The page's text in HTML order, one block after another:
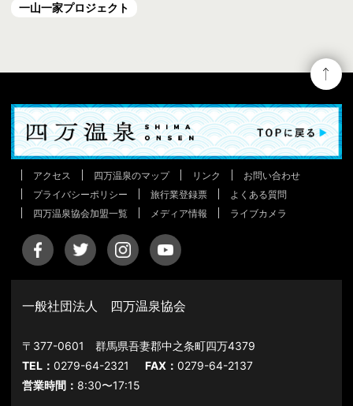
一山一家プロジェクト
アクセス 四万温泉のマップ リンク
お問い合わせ
プライバシーポリシー
旅行業登録票
よくある質問
四万温泉協会加盟一覧
メディア情報 ライブカメラ
一般社団法人 四万温泉協会
〒377-0601 群馬県吾妻郡中之条町四万4379
TEL：0279-64-2321 FAX：0279-64-2137
営業時間： 8:30〜17:15